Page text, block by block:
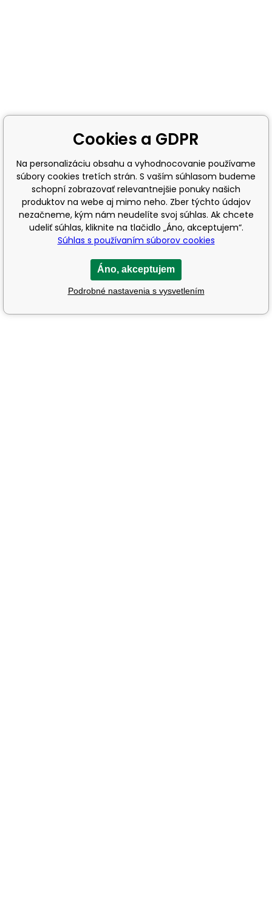
Cookies a GDPR
Na personalizáciu obsahu a vyhodnocovanie používame
súbory cookies tretích strán. S vaším súhlasom budeme
schopní zobrazovať relevantnejšie ponuky našich
produktov na webe aj mimo neho. Zber týchto údajov
nezačneme, kým nám neudelíte svoj súhlas. Ak chcete
udeliť súhlas, kliknite na tlačidlo „Áno, akceptujem“.
Súhlas s používaním súborov cookies
Áno, akceptujem
Podrobné nastavenia s vysvetlením